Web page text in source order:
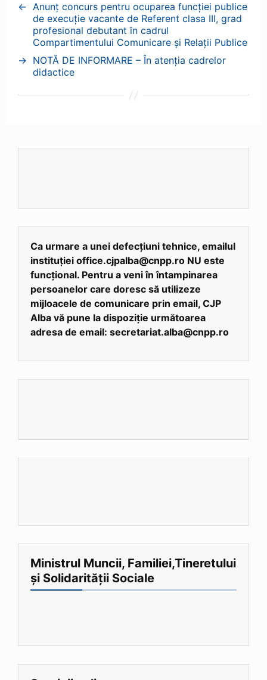
← Anunț concurs pentru ocuparea funcției publice
de execuție vacante de Referent clasa III, grad
profesional debutant în cadrul
Compartimentului Comunicare și Relații Publice
→ NOTĂ DE INFORMARE – În atenția cadrelor
didactice
Ca urmare a unei defecțiuni tehnice, emailul
instituției office.cjpalba@cnpp.ro NU este
funcțional. Pentru a veni în întampinarea
persoanelor care doresc să utilizeze
mijloacele de comunicare prin email, CJP
Alba vă pune la dispoziție următoarea
adresa de email: secretariat.alba@cnpp.ro
Ministrul Muncii, Familiei,Tineretului
și Solidarității Sociale